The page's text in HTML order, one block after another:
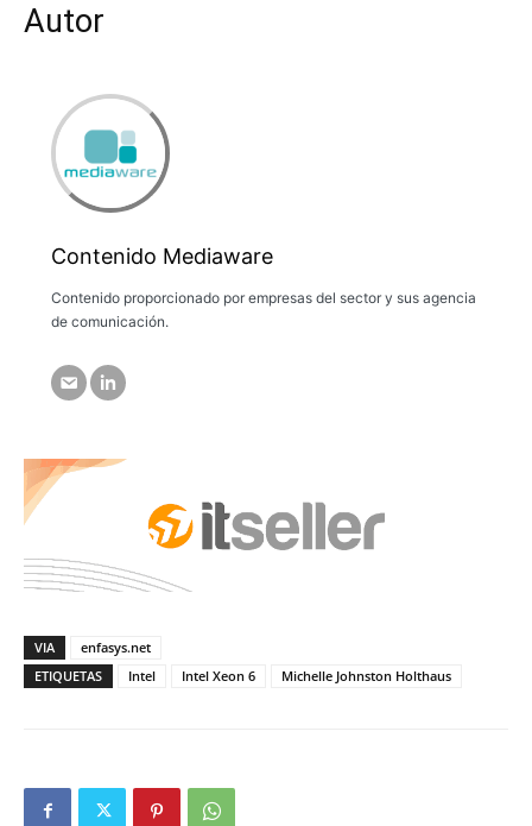
Autor
Contenido Mediaware
Contenido proporcionado por empresas del sector y sus agencia
de comunicación.
VIA
enfasys.net
ETIQUETAS
Intel Intel Xeon 6 Michelle Johnston Holthaus